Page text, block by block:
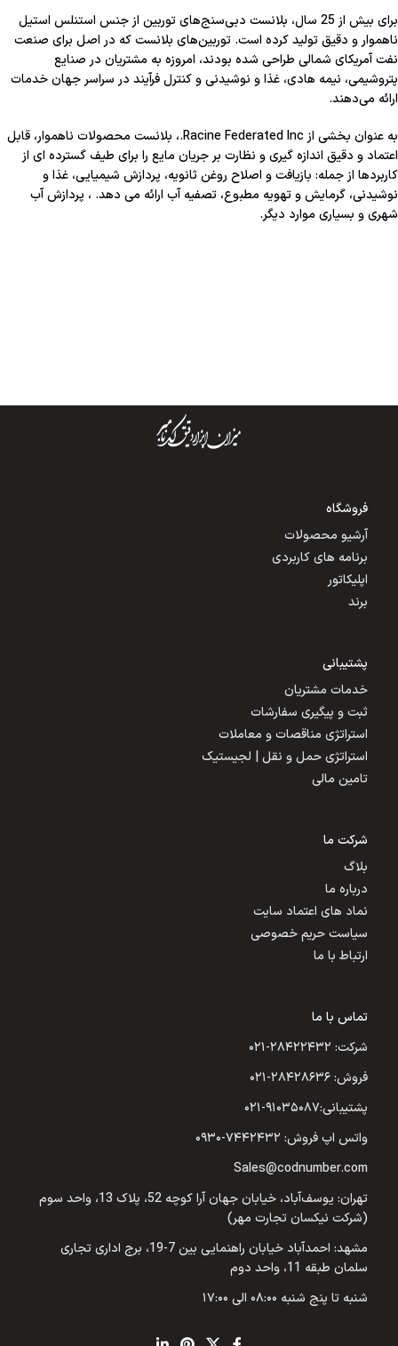
برای بیش از 25 سال، بلانست دبی‌سنج‌های توربین از جنس استنلس استیل
ناهموار و دقیق تولید کرده است. توربین‌های بلانست که در اصل برای صنعت
نفت آمریکای شمالی طراحی شده بودند، امروزه به مشتریان در صنایع
پتروشیمی، نیمه هادی، غذا و نوشیدنی و کنترل فرآیند در سراسر جهان خدمات
ارائه می‌دهند.
به عنوان بخشی از Racine Federated Inc.، بلانست محصولات ناهموار، قابل
اعتماد و دقیق اندازه گیری و نظارت بر جریان مایع را برای طیف گسترده ای از
کاربردها از جمله: بازیافت و اصلاح روغن ثانویه، پردازش شیمیایی، غذا و
نوشیدنی، گرمایش و تهویه مطبوع، تصفیه آب ارائه می دهد. ، پردازش آب
شهری و بسیاری موارد دیگر.
فروشگاه
آرشیو محصولات
برنامه های کاربردی
اپلیکاتور
برند
پشتیبانی
خدمات مشتریان
ثبت و پیگیری سفارشات
استراتژی مناقصات و معاملات
استراتژی حمل و نقل | لجیستیک
تامین مالی
شرکت ما
بلاگ
درباره ما
نماد های اعتماد سایت
سیاست حریم خصوصی
ارتباط با ما
تماس با ما
شرکت: ۲۸۴۲۲۴۳۲-۰۲۱
فروش: ۲۸۴۲۸۶۳۶-۰۲۱
پشتیبانی:۹۱۰۳۵۰۸۷-۰۲۱
واتس اپ فروش: ۷۴۴۲۴۳۲-۰۹۳۰
Sales@codnumber.com
تهران: یوسف‌آباد، خیابان جهان آرا کوچه 52، پلاک 13، واحد سوم
(شرکت نیکسان تجارت مهر)
مشهد: احمدآباد خیابان راهنمایی بین 7-19، برج اداری تجاری
سلمان طبقه 11، واحد دوم
شنبه تا پنج شنبه ۰۸:۰۰ الی ۱۷:۰۰